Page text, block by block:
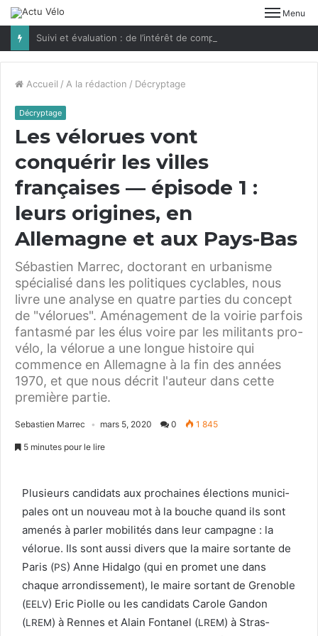
Menu
Suivi et évaluation : de l’intérêt de compter les vélos
Accueil / A la rédaction / Décryptage
Décryptage
Les vélorues vont
conquérir les villes
françaises — épisode 1 :
leurs origines, en
Allemagne et aux Pays-Bas
Sébastien Marrec, doctorant en urbanisme
spécialisé dans les politiques cyclables, nous
livre une analyse en quatre parties du concept
de "vélorues". Aménagement de la voirie parfois
fantasmé par les élus voire par les militants pro-
vélo, la vélorue a une longue histoire qui
commence en Allemagne à la fin des années
1970, et que nous décrit l'auteur dans cette
première partie.
Sebastien Marrec mars 5, 2020 0 1 845
5 minutes pour le lire
Plusieurs can­di­dats aux prochaines élec­tions munic­i­
pales ont un nou­veau mot à la bouche quand ils sont
amenés à par­ler mobil­ités dans leur cam­pagne : la
vélorue. Ils sont aus­si divers que la maire sor­tante de
Paris (PS) Anne Hidal­go (qui en promet une dans
chaque arrondisse­ment), le maire sor­tant de Greno­ble
(EELV) Eric Piolle ou les can­di­dats Car­ole Gan­don
(LREM) à Rennes et Alain Fontanel (LREM) à Stras­